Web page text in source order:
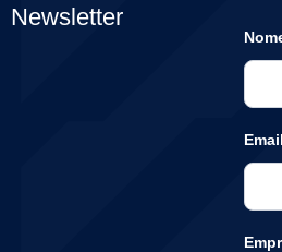
Newsletter